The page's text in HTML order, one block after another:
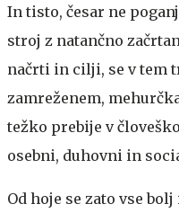
In tisto, česar ne
stroj z natančno
načrti in cilji, se v tem
zamreženem,
težko prebije v
osebni, duhovni in
Od hoje se zato vse